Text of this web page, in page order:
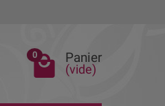
0 Panier
(vide)